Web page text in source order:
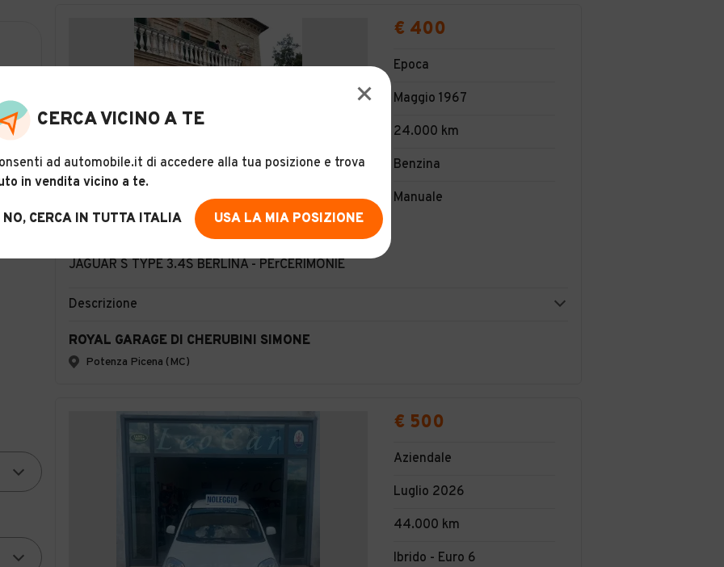
JAGUAR S TYPE 3.4S BERLINA - PErCERIMONIE
€ 400
Epoca
Maggio 1967
24.000 km
Benzina
Manuale
Descrizione
ROYAL GARAGE DI CHERUBINI SIMONE
Potenza Picena (MC)
€ 500
Aziendale
Luglio 2026
44.000 km
Ibrido - Euro 6
CERCA VICINO A TE
ad automobile.it di accedere alla tua posizione e trova
in vendita vicino a te.
NO, CERCA IN TUTTA ITALIA USA LA MIA POSIZIONE